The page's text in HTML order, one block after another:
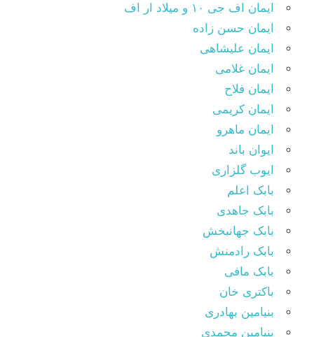
ایمان اف جی ۱۰ و میلاد ار اف
ایمان حسن زاده
ایمان علیشاهی
ایمان غلامی
ایمان فلاح
ایمان کریمی
ایمان ماهرو
ایوان باند
ایوب گلزاری
بابک اعلم
بابک جاهدی
بابک جهانبخش
بابک رادمنش
بابک مافی
باکتری خان
بنیامین بهادری
بنیامین محمدی